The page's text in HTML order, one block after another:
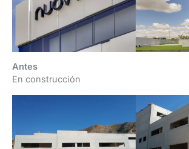
Antes
En construcción